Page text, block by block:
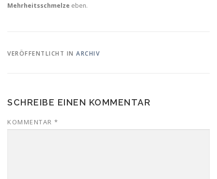
Mehrheitsschmelze eben.
VERÖFFENTLICHT IN ARCHIV
SCHREIBE EINEN KOMMENTAR
KOMMENTAR *